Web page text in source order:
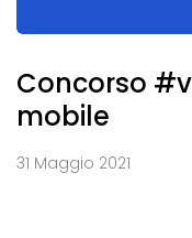
Concorso
mobile
31 Maggio 2021